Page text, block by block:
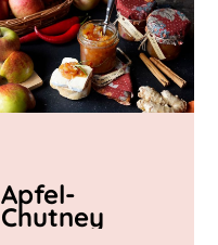
Apfel-
Chutney